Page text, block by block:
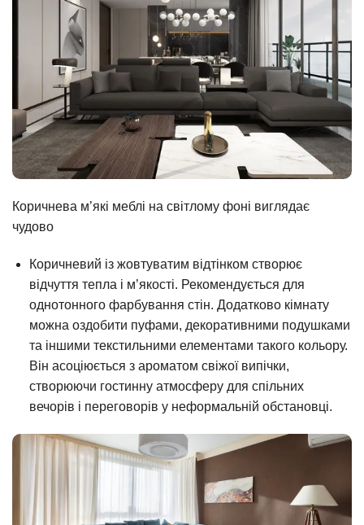
Коричнева м’які меблі на світлому фоні виглядає
чудово
Коричневий із жовтуватим відтінком створює
відчуття тепла і м’якості. Рекомендується для
однотонного фарбування стін. Додатково кімнату
можна оздобити пуфами, декоративними подушками
та іншими текстильними елементами такого кольору.
Він асоціюється з ароматом свіжої випічки,
створюючи гостинну атмосферу для спільних
вечорів і переговорів у неформальній обстановці.